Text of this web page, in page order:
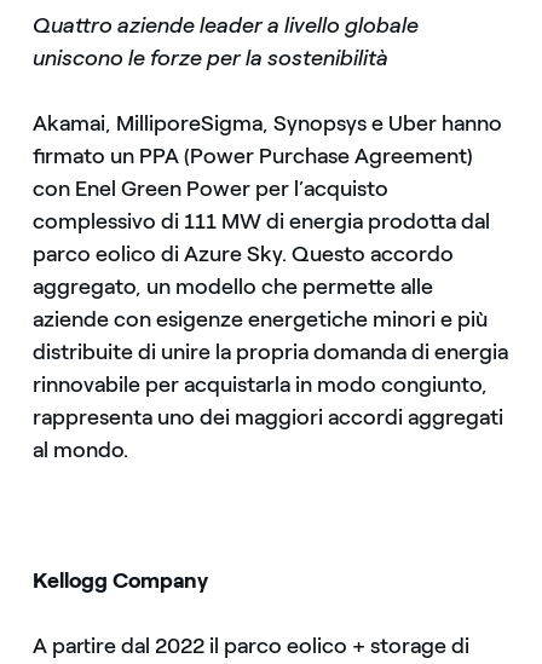
Quattro aziende leader a livello globale
uniscono le forze per la sostenibilità
Akamai, MilliporeSigma, Synopsys e Uber hanno
firmato un PPA (Power Purchase Agreement)
con Enel Green Power per l’acquisto
complessivo di 111 MW di energia prodotta dal
parco eolico di Azure Sky. Questo accordo
aggregato, un modello che permette alle
aziende con esigenze energetiche minori e più
distribuite di unire la propria domanda di energia
rinnovabile per acquistarla in modo congiunto,
rappresenta uno dei maggiori accordi aggregati
al mondo.
Kellogg Company
A partire dal 2022 il parco eolico + storage di